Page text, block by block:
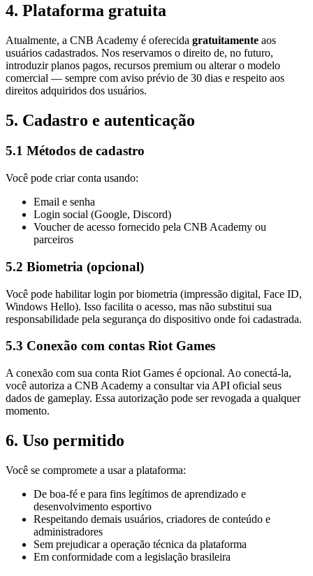
4. Plataforma gratuita
Atualmente, a CNB Academy é oferecida gratuitamente aos
usuários cadastrados. Nos reservamos o direito de, no futuro,
introduzir planos pagos, recursos premium ou alterar o modelo
comercial — sempre com aviso prévio de 30 dias e respeito aos
direitos adquiridos dos usuários.
5. Cadastro e autenticação
5.1 Métodos de cadastro
Você pode criar conta usando:
Email e senha
Login social (Google, Discord)
Voucher de acesso fornecido pela CNB Academy ou
parceiros
5.2 Biometria (opcional)
Você pode habilitar login por biometria (impressão digital, Face ID,
Windows Hello). Isso facilita o acesso, mas não substitui sua
responsabilidade pela segurança do dispositivo onde foi cadastrada.
5.3 Conexão com contas Riot Games
A conexão com sua conta Riot Games é opcional. Ao conectá-la,
você autoriza a CNB Academy a consultar via API oficial seus
dados de gameplay. Essa autorização pode ser revogada a qualquer
momento.
6. Uso permitido
Você se compromete a usar a plataforma:
De boa-fé e para fins legítimos de aprendizado e
desenvolvimento esportivo
Respeitando demais usuários, criadores de conteúdo e
administradores
Sem prejudicar a operação técnica da plataforma
Em conformidade com a legislação brasileira